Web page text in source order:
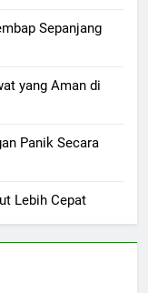
Sepanjang
yang Aman di
Panik Secara
Lebih Cepat